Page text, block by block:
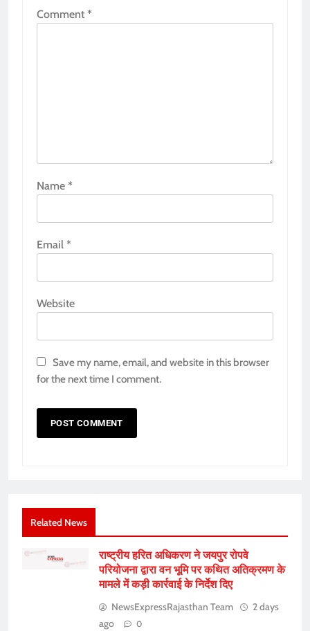
Comment *
Name *
Email *
Website
Save my name, email, and website in this browser
for the next time I comment.
Related News
राष्ट्रीय हरित अधिकरण ने जयपुर रोपवे
परियोजना द्वारा वन भूमि पर कथित अतिक्रमण के
मामले में कड़ी कार्रवाई के निर्देश दिए
NewsExpressRajasthan Team
2 days
ago
0